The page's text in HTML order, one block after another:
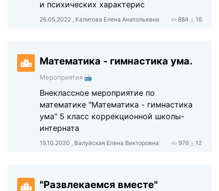
и психических характерис
26.05.2022 , Калитова Елена Анатольевна 884 16
Математика - гимнастика ума.
Мероприятия
Внеклассное мероприятие по
математике "Математика - гимнастика
ума" 5 класс коррекционной школы-
интерната
19.10.2020 , Валуйская Елена Викторовна 976 12
"Развлекаемся вместе"